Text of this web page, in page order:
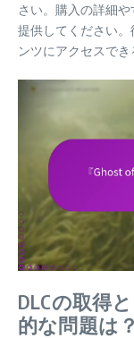
さい。購入の詳細
提供してください
ンツにアクセスでき
DLCの取得
的な問題は？